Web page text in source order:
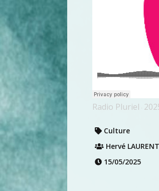
Radio Pluriel ·
Culture
Hervé LAURENT
15/05/2025